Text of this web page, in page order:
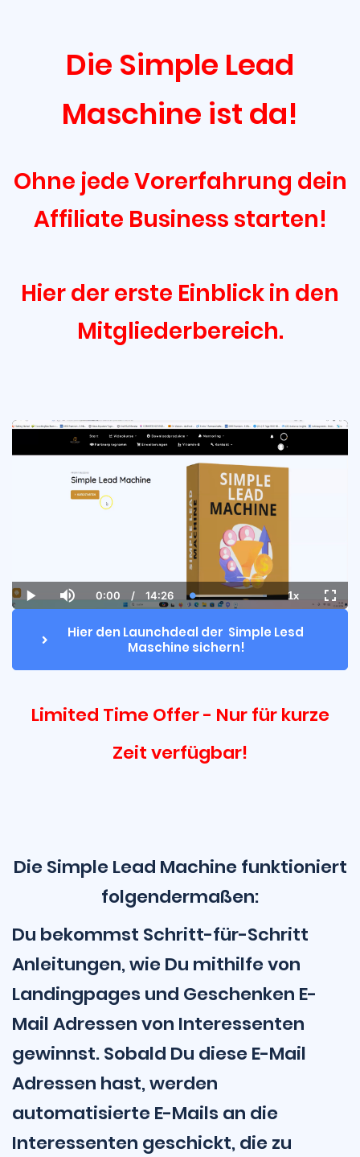
Die Simple Lead
Maschine ist da!
Ohne jede Vorerfahrung dein
Affiliate Business starten!
Hier der erste Einblick in den
Mitgliederbereich.
Play Mute
Current
Time
0:00 / Duration
14:26 Loaded:
100.00%
1xPlayback
Rate
Hier den Launchdeal der  Simple Lesd
Maschine sichern!
Limited Time Offer - Nur für kurze
Zeit verfügbar!
Die Simple Lead Machine funktioniert
folgendermaßen:
Du bekommst Schritt-für-Schritt
Anleitungen, wie Du mithilfe von
Landingpages und Geschenken E-
Mail Adressen von Interessenten
gewinnst. Sobald Du diese E-Mail
Adressen hast, werden
automatisierte E-Mails an die
Interessenten geschickt, die zu